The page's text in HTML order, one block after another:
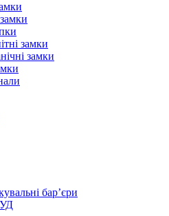
замки
замки
бар’єри